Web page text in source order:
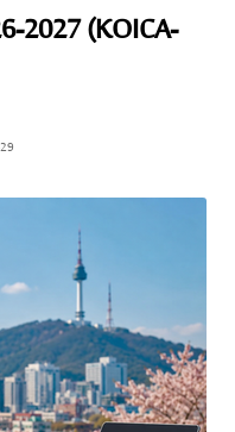
2027 (KOICA-